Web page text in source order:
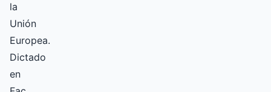
la
Unión
Europea.
Dictado
en